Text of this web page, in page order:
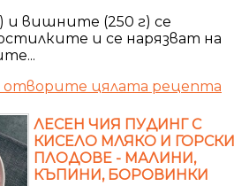
и вишните (250 г) се
и се нарязват на
отворите цялата рецепта
ЛЕСЕН ЧИЯ ПУДИНГ С
КИСЕЛО МЛЯКО И ГОРСКИ
ПЛОДОВЕ - МАЛИНИ,
КЪПИНИ, БОРОВИНКИ